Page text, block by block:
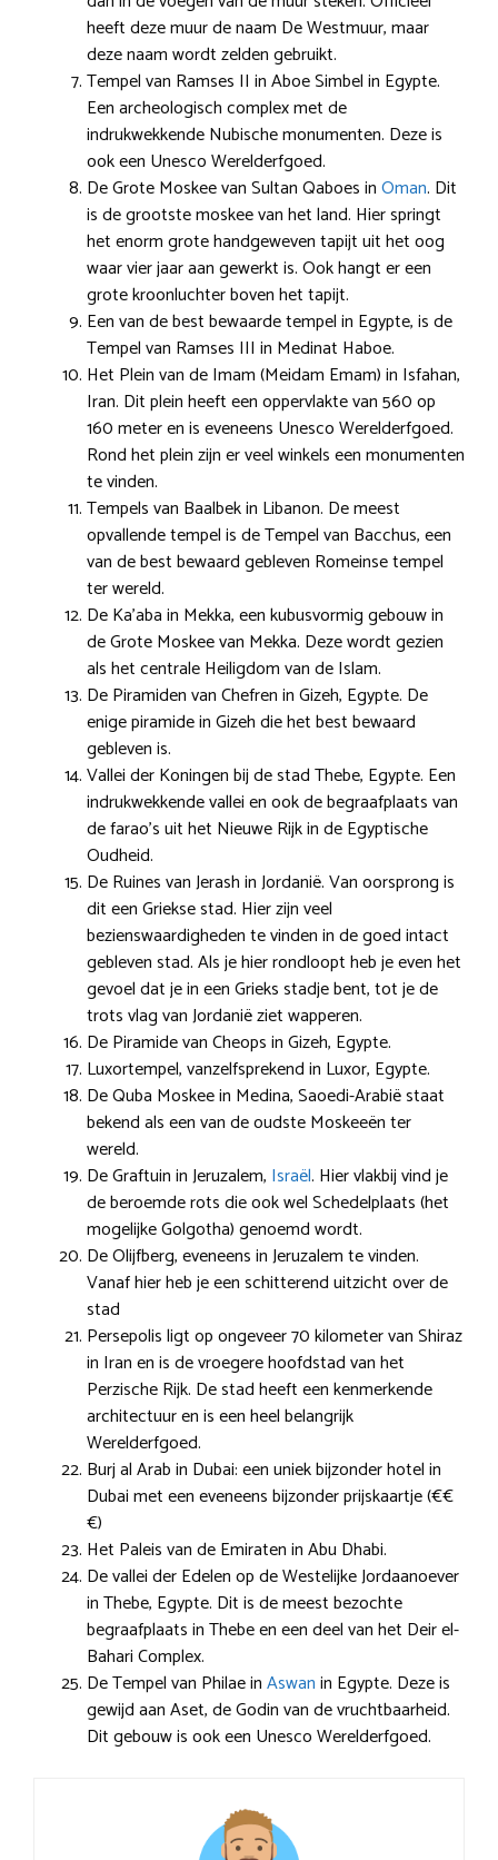
heeft deze muur de naam De Westmuur, maar
deze naam wordt zelden gebruikt.
Tempel van Ramses II in Aboe Simbel in Egypte.
Een archeologisch complex met de
indrukwekkende Nubische monumenten. Deze is
ook een Unesco Werelderfgoed.
De Grote Moskee van Sultan Qaboes inOman. Dit
is de grootste moskee van het land. Hier springt
het enorm grote handgeweven tapijt uit het oog
waar vier jaar aan gewerkt is. Ook hangt er een
grote kroonluchter boven het tapijt.
Een van de best bewaarde tempel in Egypte, is de
Tempel van Ramses III in Medinat Haboe.
Het Plein van de Imam (Meidam Emam) in Isfahan,
Iran. Dit plein heeft een oppervlakte van 560 op
160 meter en is eveneens Unesco Werelderfgoed.
Rond het plein zijn er veel winkels een monumenten
te vinden.
Tempels van Baalbek in Libanon. De meest
opvallende tempel is de Tempel van Bacchus, een
van de best bewaard gebleven Romeinse tempel
ter wereld.
De Ka’aba in Mekka, een kubusvormig gebouw in
de Grote Moskee van Mekka. Deze wordt gezien
als het centrale Heiligdom van de Islam.
De Piramiden van Chefren in Gizeh, Egypte. De
enige piramide in Gizeh die het best bewaard
gebleven is.
Vallei der Koningen bij de stad Thebe, Egypte. Een
indrukwekkende vallei en ook de begraafplaats van
de farao’s uit het Nieuwe Rijk in de Egyptische
Oudheid.
De Ruines van Jerash in Jordanië. Van oorsprong is
dit een Griekse stad. Hier zijn veel
bezienswaardigheden te vinden in de goed intact
gebleven stad. Als je hier rondloopt heb je even het
gevoel dat je in een Grieks stadje bent, tot je de
trots vlag van Jordanië ziet wapperen.
De Piramide van Cheops in Gizeh, Egypte.
Luxortempel, vanzelfsprekend in Luxor, Egypte.
De Quba Moskee in Medina, Saoedi-Arabië staat
bekend als een van de oudste Moskeeën ter
wereld.
De Graftuin in Jeruzalem, Israël. Hier vlakbij vind je
de beroemde rots die ook wel Schedelplaats (het
mogelijke Golgotha) genoemd wordt.
De Olijfberg, eveneens in Jeruzalem te vinden.
Vanaf hier heb je een schitterend uitzicht over de
stad
Persepolis ligt op ongeveer 70 kilometer van Shiraz
in Iran en is de vroegere hoofdstad van het
Perzische Rijk. De stad heeft een kenmerkende
architectuur en is een heel belangrijk
Werelderfgoed.
Burj al Arab in Dubai: een uniek bijzonder hotel in
Dubai met een eveneens bijzonder prijskaartje (€€
€)
Het Paleis van de Emiraten in Abu Dhabi.
De vallei der Edelen op de Westelijke Jordaanoever
in Thebe, Egypte. Dit is de meest bezochte
begraafplaats in Thebe en een deel van het Deir el-
Bahari Complex.
De Tempel van Philae inAswanin Egypte. Deze is
gewijd aan Aset, de Godin van de vruchtbaarheid.
Dit gebouw is ook een Unesco Werelderfgoed.